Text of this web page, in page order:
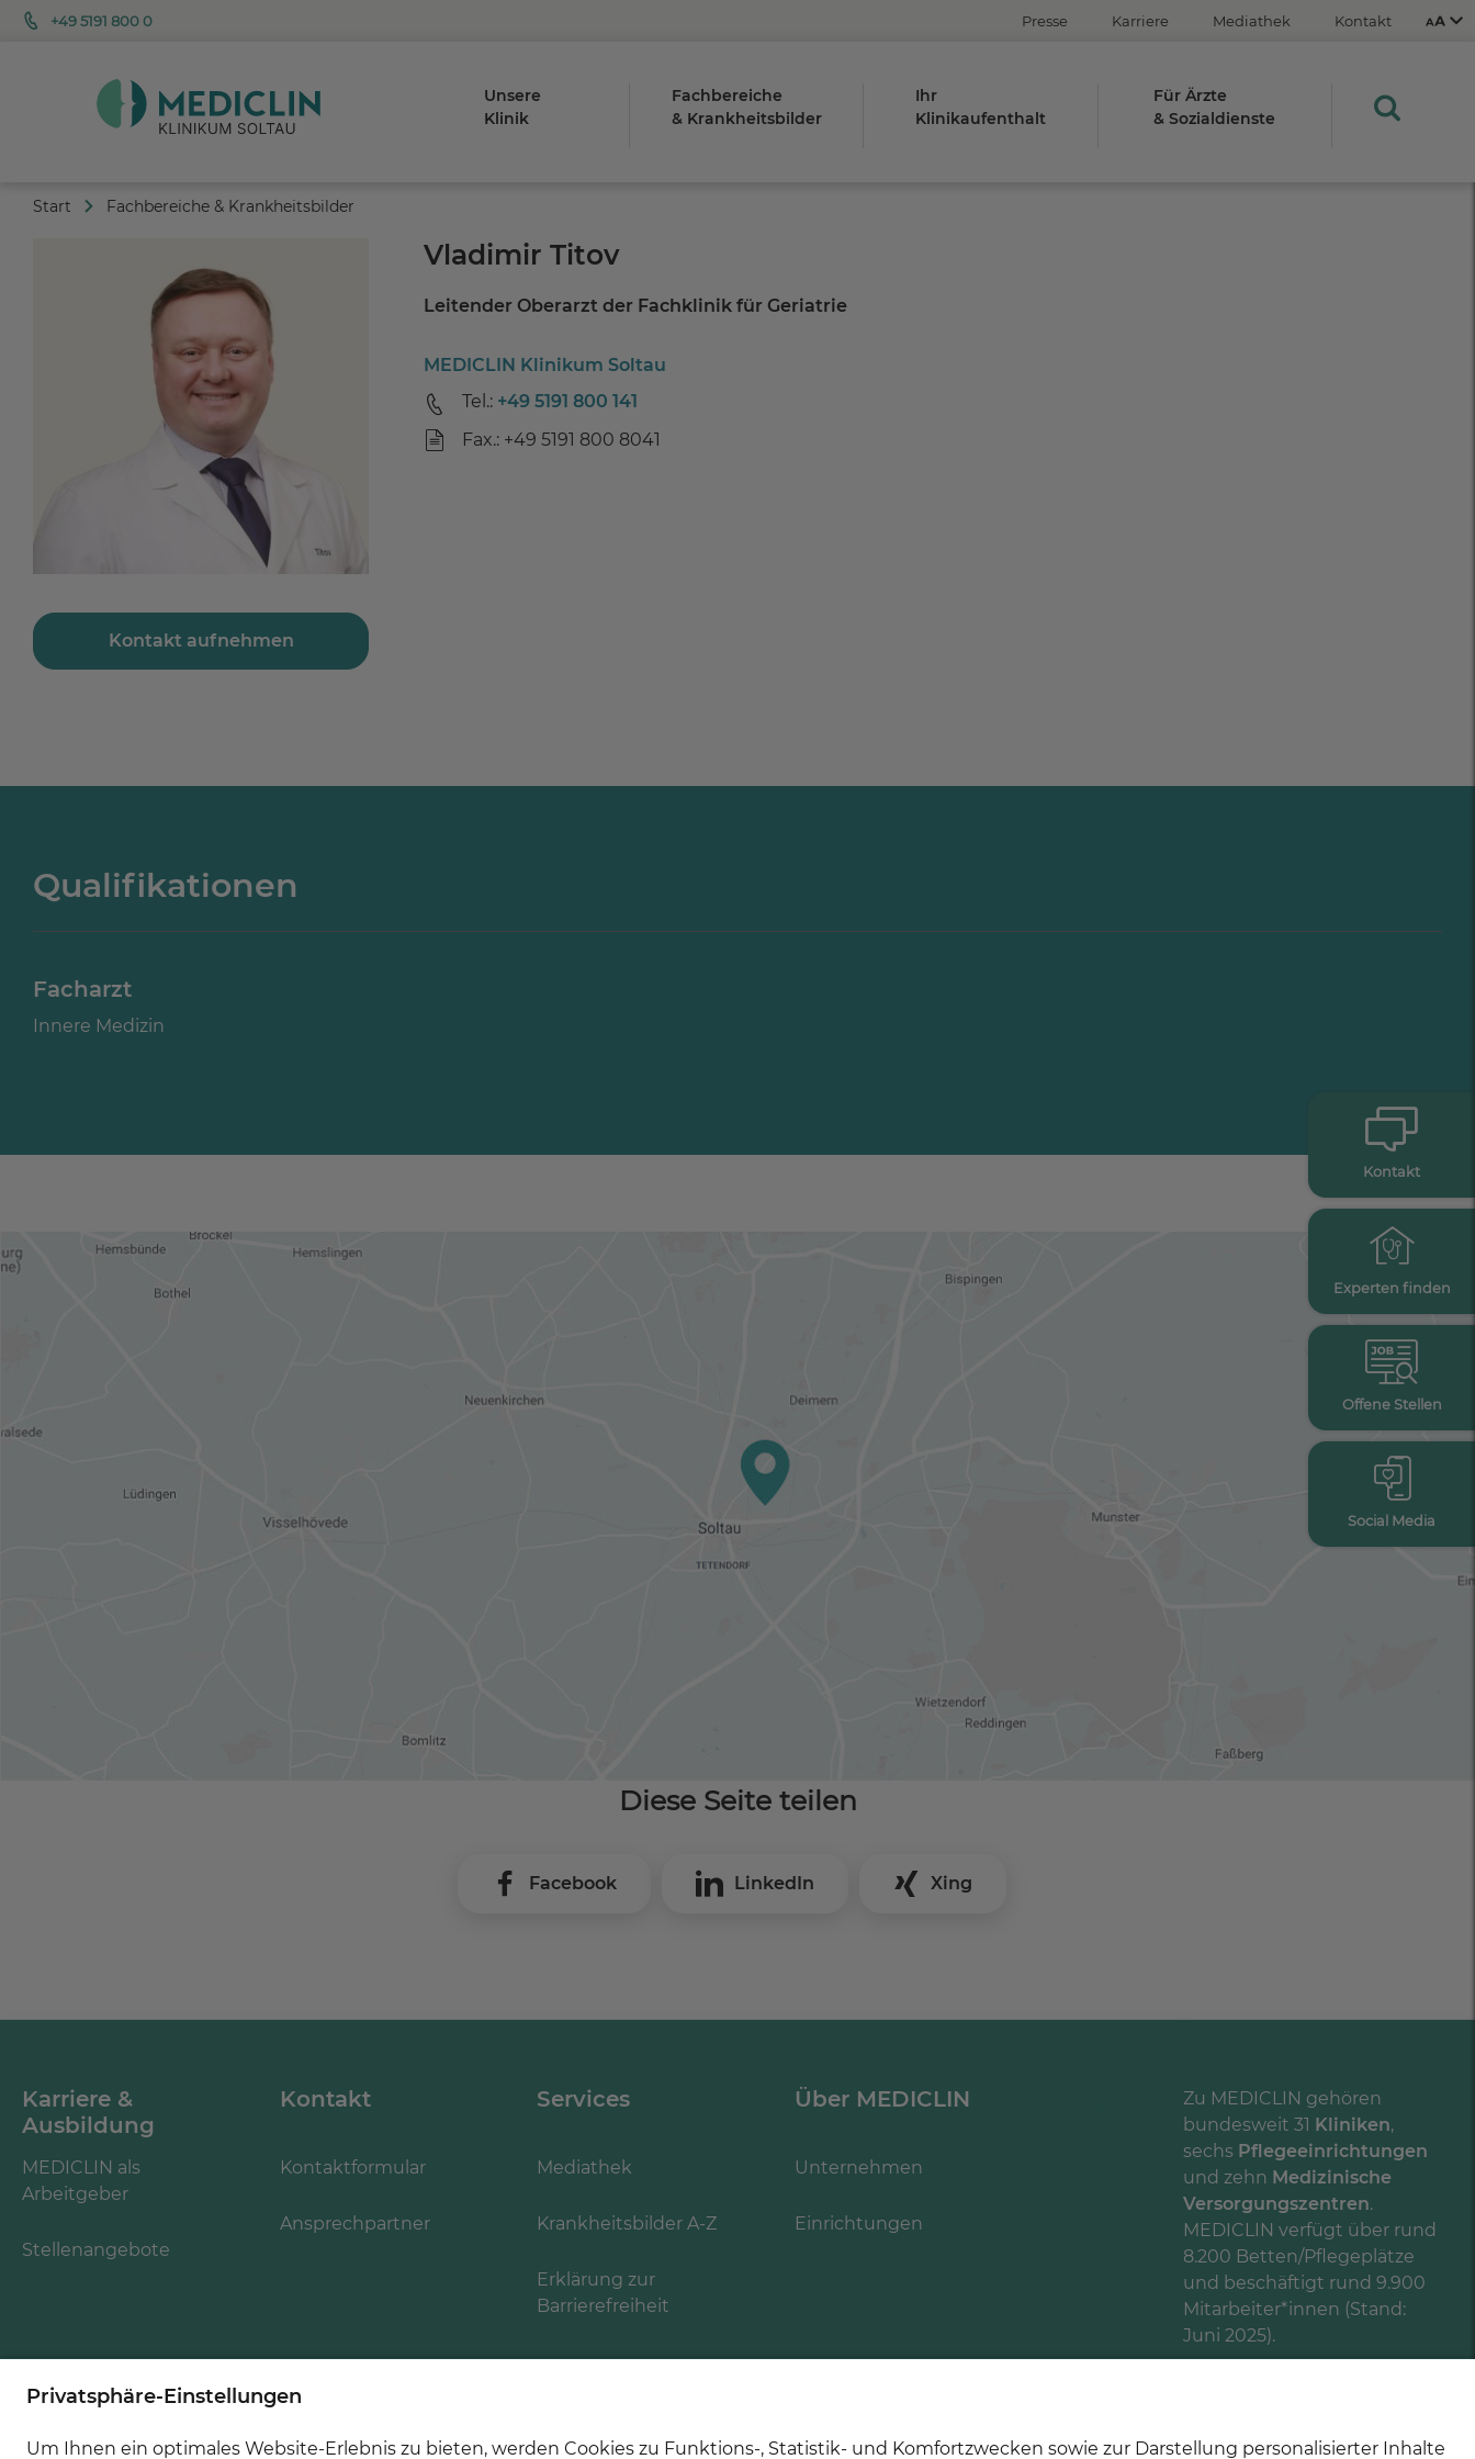
+49 5191 800 0 Presse Karriere Mediathek Kontakt
Unsere
Klinik
Fachbereiche
& Krankheitsbilder
Ihr
Klinikaufenthalt
Für Ärzte
& Sozialdienste
Start Fachbereiche & Krankheitsbilder
Kontakt aufnehmen
Vladimir Titov
Leitender Oberarzt der Fachklinik für Geriatrie
MEDICLIN Klinikum Soltau
Tel.: +49 5191 800 141
Fax.: +49 5191 800 8041
Qualifikationen
Facharzt
Innere Medizin
Diese Seite teilen
Facebook LinkedIn Xing
Karriere &
Ausbildung
MEDICLIN als
Arbeitgeber
Stellenangebote
Kontakt
Kontaktformular
Ansprechpartner
Services
Mediathek
Krankheitsbilder A-Z
Erklärung zur
Barrierefreiheit
Über MEDICLIN
Unternehmen
Einrichtungen
Folgen Sie uns:
Zu MEDICLIN gehören
bundesweit 31 Kliniken,
sechs Pflegeeinrichtungen
und zehn Medizinische
Versorgungszentren.
MEDICLIN verfügt über rund
8.200 Betten/Pflegeplätze
und beschäftigt rund 9.900
Mitarbeiter*innen (Stand:
Juni 2025).
Kontakt
Experten finden
Offene Stellen
Social Media